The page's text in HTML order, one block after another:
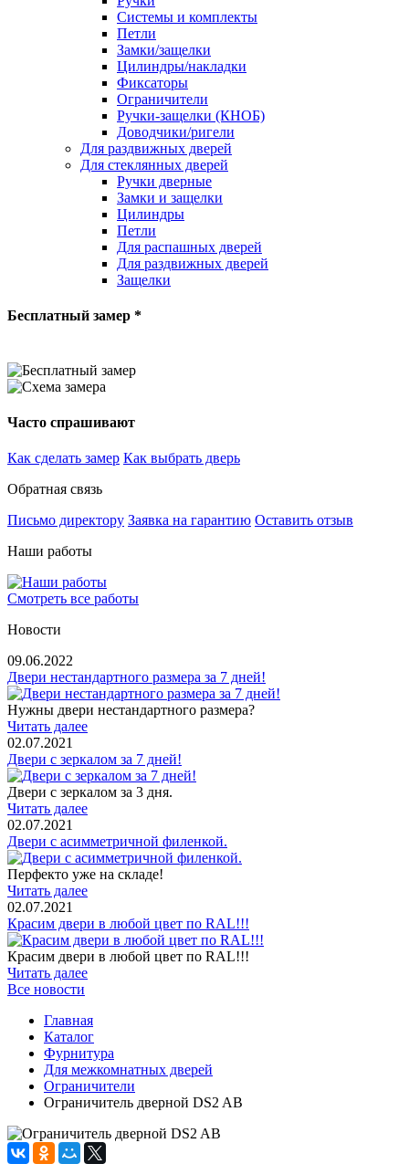
Системы и комплекты
Петли
Замки/защелки
Цилиндры/накладки
Фиксаторы
Ограничители
Ручки-защелки (КНОБ)
Доводчики/ригели
Для раздвижных дверей
Для стеклянных дверей
Ручки дверные
Замки и защелки
Цилиндры
Петли
Для распашных дверей
Для раздвижных дверей
Защелки
Бесплатный замер *
Часто спрашивают
Как сделать замер Как выбрать дверь
Обратная связь
Письмо директору Заявка на гарантию Оставить отзыв
Наши работы
Смотреть все работы
Новости
09.06.2022
Двери нестандартного размера за 7 дней!
Нужны двери нестандартного размера?
Читать далее
02.07.2021
Двери с зеркалом за 7 дней!
Двери с зеркалом за 3 дня.
Читать далее
02.07.2021
Двери с асимметричной филенкой.
Перфекто уже на складе!
Читать далее
02.07.2021
Красим двери в любой цвет по RAL!!!
Красим двери в любой цвет по RAL!!!
Читать далее
Все новости
Главная
Каталог
Фурнитура
Для межкомнатных дверей
Ограничители
Ограничитель дверной DS2 AB